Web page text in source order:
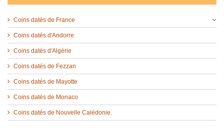
Coins datés de France
Coins datés d'Andorre
Coins datés d'Algérie
Coins datés de Fezzan
Coins datés de Mayotte
Coins datés de Monaco
Coins datés de Nouvelle Calédonie.